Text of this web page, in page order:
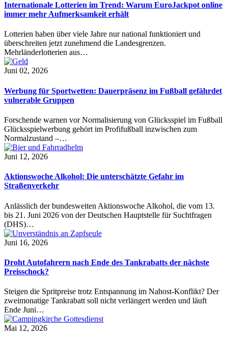
Internationale Lotterien im Trend: Warum EuroJackpot online
immer mehr Aufmerksamkeit erhält
Lotterien haben über viele Jahre nur national funktioniert und
überschreiten jetzt zunehmend die Landesgrenzen.
Mehrländerlotterien aus…
Juni 02, 2026
Werbung für Sportwetten: Dauerpräsenz im Fußball gefährdet
vulnerable Gruppen
Forschende warnen vor Normalisierung von Glücksspiel im Fußball
Glücksspielwerbung gehört im Profifußball inzwischen zum
Normalzustand –…
Juni 12, 2026
Aktionswoche Alkohol: Die unterschätzte Gefahr im
Straßenverkehr
Anlässlich der bundesweiten Aktionswoche Alkohol, die vom 13.
bis 21. Juni 2026 von der Deutschen Hauptstelle für Suchtfragen
(DHS)…
Juni 16, 2026
Droht Autofahrern nach Ende des Tankrabatts der nächste
Preisschock?
Steigen die Spritpreise trotz Entspannung im Nahost-Konflikt? Der
zweimonatige Tankrabatt soll nicht verlängert werden und läuft
Ende Juni…
Mai 12, 2026